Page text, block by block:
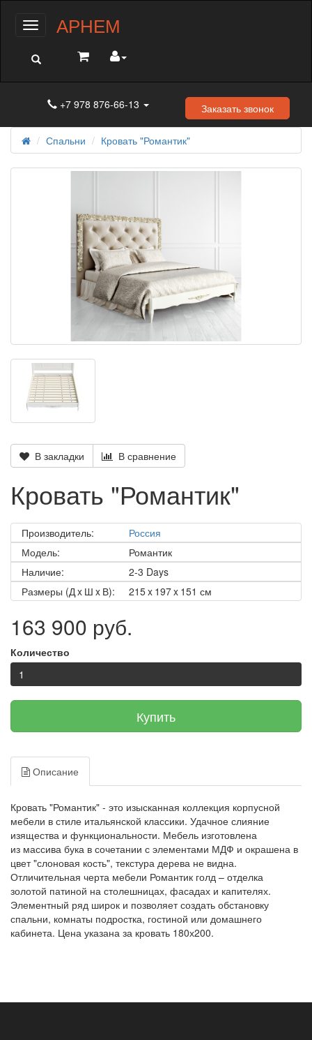
МенюАРНЕМ
+7 978 876-66-13 Заказать звонок
Спальни Кровать "Романтик"
В закладки В сравнение
Кровать "Романтик"
Производитель:
Россия
Модель:
Романтик
Наличие:
2-3 Days
Размеры (Д x Ш x В):
215 x 197 x 151 см
163 900 руб.
Количество
Купить
Описание
Кровать "Романтик" - это изысканная коллекция корпусной
мебели в стиле итальянской классики. Удачное слияние
изящества и функциональности. Мебель изготовлена
из массива бука в сочетании с элементами МДФ и окрашена в
цвет "слоновая кость", текстура дерева не видна.
Отличительная черта мебели Романтик голд – отделка
золотой патиной на столешницах, фасадах и капителях.
Элементный ряд широк и позволяет создать обстановку
спальни, комнаты подростка, гостиной или домашнего
кабинета. Цена указана за кровать 180х200.